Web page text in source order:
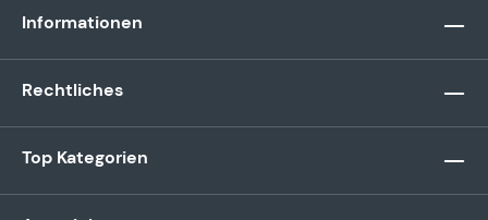
Informationen
Rechtliches
Top Kategorien